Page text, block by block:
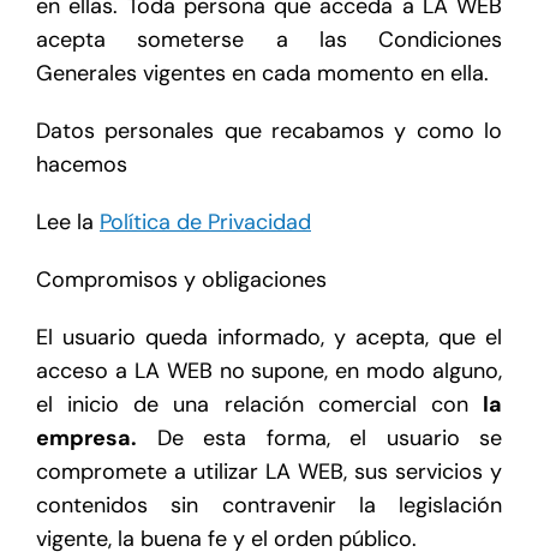
en ellas. Toda persona que acceda a LA WEB
acepta someterse a las Condiciones
Generales vigentes en cada momento en ella.
Datos personales que recabamos y como lo
hacemos
Lee la Política de Privacidad
Compromisos y obligaciones
El usuario queda informado, y acepta, que el
acceso a LA WEB no supone, en modo alguno,
el inicio de una relación comercial con la
empresa. De esta forma, el usuario se
compromete a utilizar LA WEB, sus servicios y
contenidos sin contravenir la legislación
vigente, la buena fe y el orden público.